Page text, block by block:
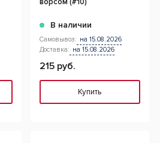
В наличии
Самовывоз: на 15.08.2026
Доставка: на 15.08.2026
215 руб.
Купить